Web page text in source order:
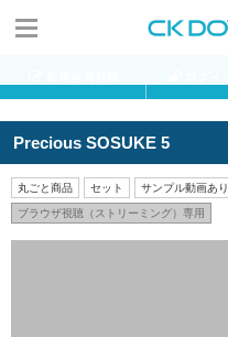
Precious SOSUKE 5
丸ごと商品 セット サンプル動画あり
ブラウザ視聴（ストリーミング）専用